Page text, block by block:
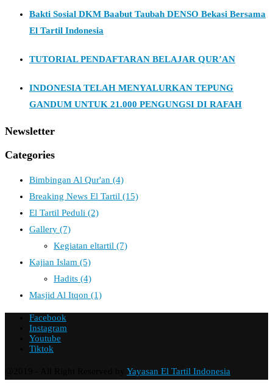
Bakti Sosial DKM Baabut Taubah DENSO Bekasi Bersama
El Tartil Indonesia
TUTORIAL PENDAFTARAN BELAJAR QUR’AN
INDONESIA TELAH MENYALURKAN TEPUNG
GANDUM UNTUK 21.000 PENGUNGSI DI RAFAH
Newsletter
Categories
Bimbingan Al Qur'an (4)
Breaking News El Tartil (15)
El Tartil Peduli (2)
Gallery (7)
Kegiatan eltartil (7)
Kajian Islam (5)
Hadits (4)
Masjid Al Itqon (1)
Facebook
Instagram
Youtube
Tiktok
Yayasan El Tartil Indonesia